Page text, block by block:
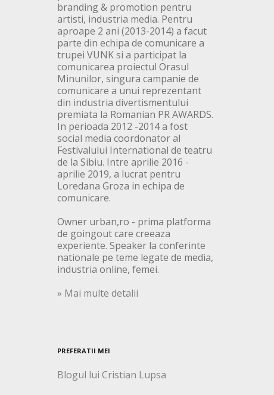
branding & promotion pentru
artisti, industria media. Pentru
aproape 2 ani (2013-2014) a facut
parte din echipa de comunicare a
trupei VUNK si a participat la
comunicarea proiectul Orasul
Minunilor, singura campanie de
comunicare a unui reprezentant
din industria divertismentului
premiata la Romanian PR AWARDS.
In perioada 2012 -2014 a fost
social media coordonator al
Festivalului International de teatru
de la Sibiu. Intre aprilie 2016 -
aprilie 2019, a lucrat pentru
Loredana Groza in echipa de
comunicare.
Owner urban,ro - prima platforma
de goingout care creeaza
experiente. Speaker la conferinte
nationale pe teme legate de media,
industria online, femei.
» Mai multe detalii
PREFERATII MEI
Blogul lui Cristian Lupsa